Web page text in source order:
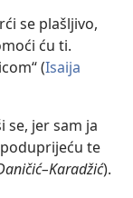
se plašljivo,
ću ti.
(Isaija
se, jer sam ja
te
).